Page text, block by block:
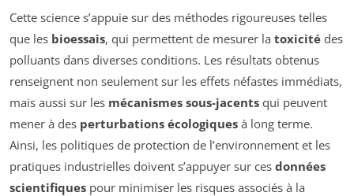
Cette science s’appuie sur des méthodes rigoureuses telles
que les bioessais, qui permettent de mesurer la toxicité des
polluants dans diverses conditions. Les résultats obtenus
renseignent non seulement sur les effets néfastes immédiats,
mais aussi sur les mécanismes sous-jacents qui peuvent
mener à des perturbations écologiques à long terme.
Ainsi, les politiques de protection de l’environnement et les
pratiques industrielles doivent s’appuyer sur ces données
scientifiques pour minimiser les risques associés à la